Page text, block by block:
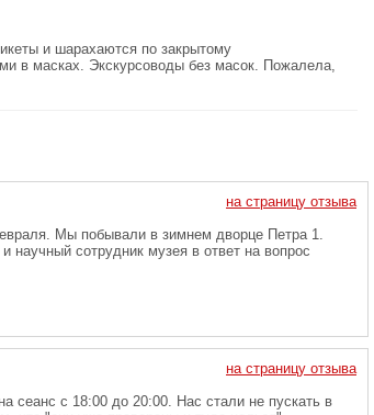
и шарахаются по закрытому
в масках. Экскурсоводы без масок. Пожалела,
на страницу отзыва
Мы побывали в зимнем дворце Петра 1.
сотрудник музея в ответ на вопрос
на страницу отзыва
сеанс с 18:00 до 20:00. Нас стали не пускать в